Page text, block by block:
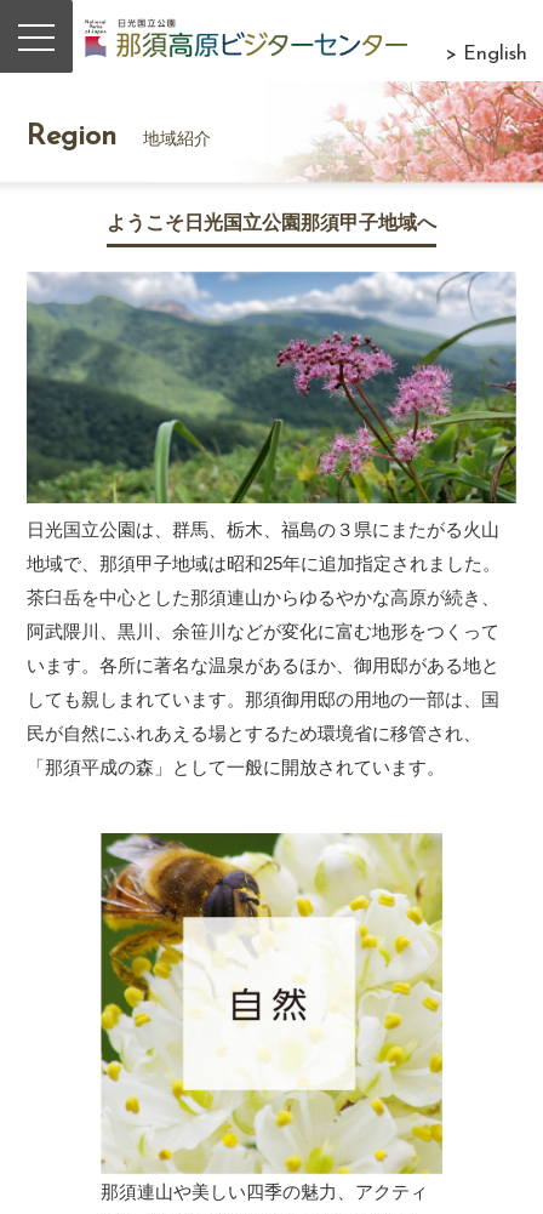
> English
Region 地域紹介
ようこそ日光国立公園那須甲子地域へ
日光国立公園は、群馬、栃木、福島の３県にまたがる火山
地域で、那須甲子地域は昭和25年に追加指定されました。
茶臼岳を中心とした那須連山からゆるやかな高原が続き、
阿武隈川、黒川、余笹川などが変化に富む地形をつくって
います。各所に著名な温泉があるほか、御用邸がある地と
しても親しまれています。那須御用邸の用地の一部は、国
民が自然にふれあえる場とするため環境省に移管され、
「那須平成の森」として一般に開放されています。
那須連山や美しい四季の魅力、アクティ